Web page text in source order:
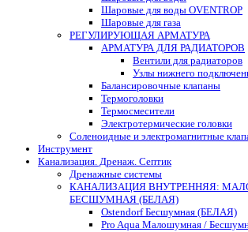
Шаровые для воды OVENTROP
Шаровые для газа
РЕГУЛИРУЮЩАЯ АРМАТУРА
АРМАТУРА ДЛЯ РАДИАТОРОВ
Вентили для радиаторов
Узлы нижнего
Балансировочные клапаны
Термоголовки
Термосмесители
Электротермические головки
Соленоидные и электромагнитные
Инструмент
Канализация. Дренаж. Септик
Дренажные системы
КАНАЛИЗАЦИЯ ВНУТРЕННЯЯ:
БЕСШУМНАЯ (БЕЛАЯ)
Ostendorf Бесшумная (БЕЛАЯ)
Pro Aqua Малошумная /